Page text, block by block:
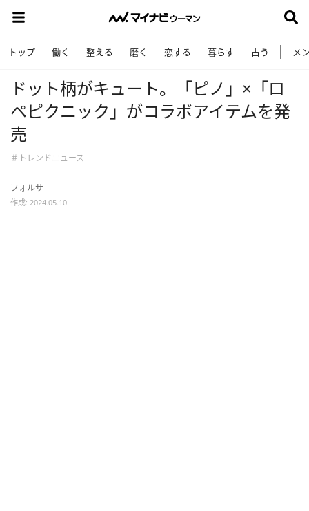
トップ 働く 整える 磨く 恋する 暮らす 占う メ
ドット柄がキュート。「ピノ」×「ロ
ペピクニック」がコラボアイテムを発
売
＃トレンドニュース
フォルサ
作成: 2024.05.10